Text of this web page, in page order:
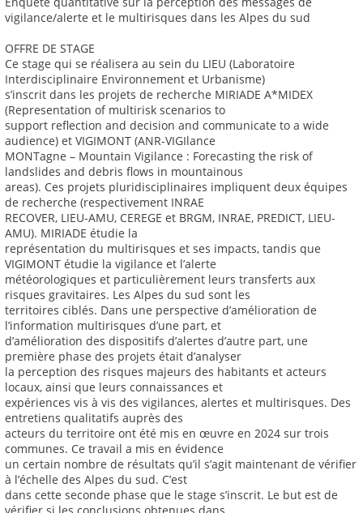
vigilance/alerte et le multirisques dans les Alpes du sud
OFFRE DE STAGE
Ce stage qui se réalisera au sein du LIEU (Laboratoire
Interdisciplinaire Environnement et Urbanisme)
s’inscrit dans les projets de recherche MIRIADE A*MIDEX
(Representation of multirisk scenarios to
support reflection and decision and communicate to a wide
audience) et VIGIMONT (ANR-VIGIlance
MONTagne – Mountain Vigilance : Forecasting the risk of
landslides and debris flows in mountainous
areas). Ces projets pluridisciplinaires impliquent deux équipes
de recherche (respectivement INRAE
RECOVER, LIEU-AMU, CEREGE et BRGM, INRAE, PREDICT, LIEU-
AMU). MIRIADE étudie la
représentation du multirisques et ses impacts, tandis que
VIGIMONT étudie la vigilance et l’alerte
météorologiques et particulièrement leurs transferts aux
risques gravitaires. Les Alpes du sud sont les
territoires ciblés. Dans une perspective d’amélioration de
l’information multirisques d’une part, et
d’amélioration des dispositifs d’alertes d’autre part, une
première phase des projets était d’analyser
la perception des risques majeurs des habitants et acteurs
locaux, ainsi que leurs connaissances et
expériences vis à vis des vigilances, alertes et multirisques. Des
entretiens qualitatifs auprès des
acteurs du territoire ont été mis en œuvre en 2024 sur trois
communes. Ce travail a mis en évidence
un certain nombre de résultats qu’il s’agit maintenant de vérifier
à l’échelle des Alpes du sud. C’est
dans cette seconde phase que le stage s’inscrit. Le but est de